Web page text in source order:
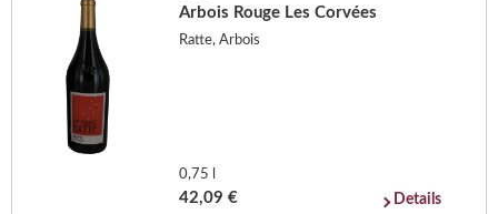
Arbois Rouge Les Corvées
Ratte, Arbois
0,75 l
42,09 € Details